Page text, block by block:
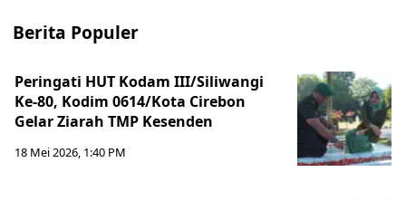
Berita Populer
Peringati HUT Kodam III/Siliwangi
Ke-80, Kodim 0614/Kota Cirebon
Gelar Ziarah TMP Kesenden
18 Mei 2026, 1:40 PM